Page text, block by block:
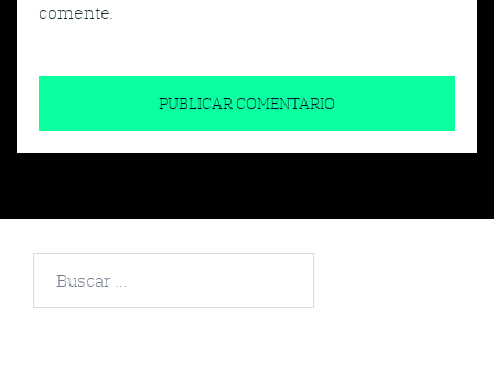
comente.